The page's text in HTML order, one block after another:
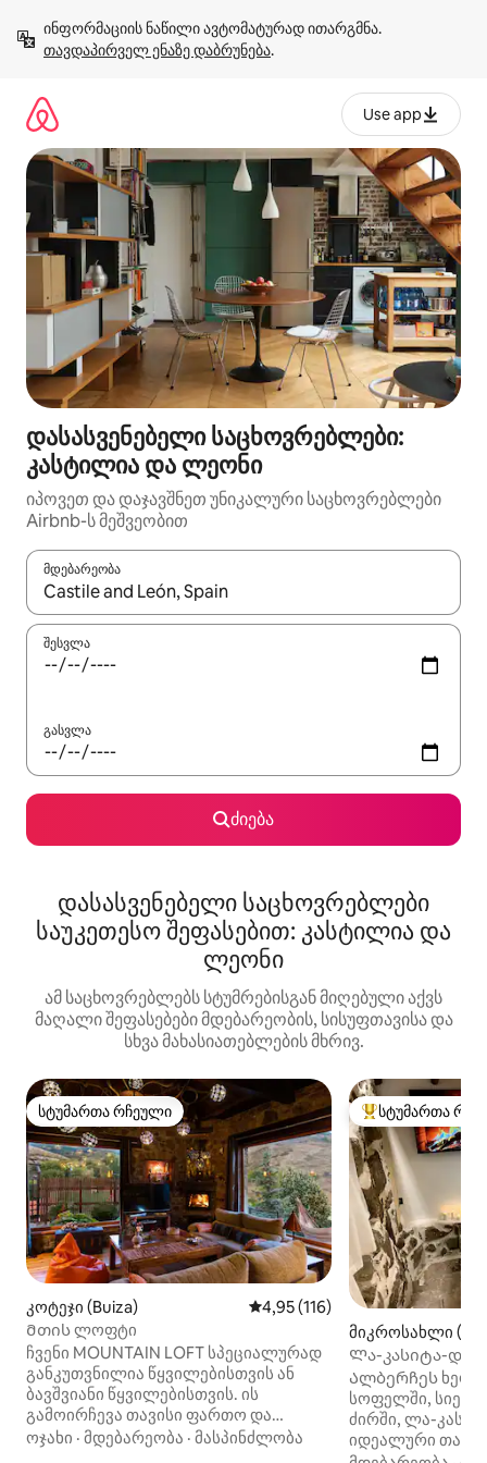
გადასვლა
თავდაპირველ ენაზე დაბრუნება.
Use app
დასასვენებელი საცხოვრებლები:
კასტილია და ლეონი
იპოვეთ და დაჯავშნეთ უნიკალური საცხოვრებლები
Airbnb-ს მეშვეობით
მდებარეობა
როცა შედეგები ხელმისაწვდომი გახდება, ნავიგაციისთვის
შესვლა
გასვლა
ძიება
დასასვენებელი საცხოვრებლები
საუკეთესო შეფასებით: კასტილია და
ლეონი
ამ საცხოვრებლებს სტუმრებისგან მიღებული აქვს
მაღალი შეფასებები მდებარეობის, სისუფთავისა და
სხვა მახასიათებლების მხრივ.
სტუმართა რჩეული
სტუმართა რჩეული
კოტეჯი (Buiza) საშუალო შეფასებაა 5‑დან
4,95 (116)
Მთის ლოფტი
ჩვენი MOUNTAIN LOFT სპეციალურად
განკუთვნილია წყვილებისთვის ან
ბავშვიანი წყვილებისთვის. ის
გამოირჩევა თავისი ფართო და
კომფორტული ნომრებით,
ოჯახი · მდებარეობა · მასპინძლობა
სტუმართა
სტუმართა
მიკროსახლი
o)
Ლა-კასიტა-დე-
Ალბერჩეს
სოფელში,
ძირში, ლა-
იდეალური